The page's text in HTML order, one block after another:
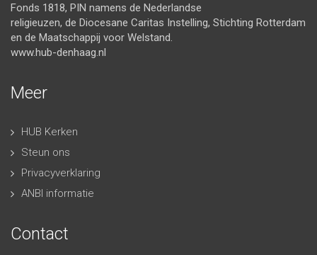
Fonds 1818, PIN namens de Nederlandse
religieuzen, de Diocesane Caritas Instelling, Stichting Rotterdam
en de Maatschappij voor Welstand.
www.hub-denhaag.nl
Meer
HUB Kerken
Steun ons
Privacyverklaring
ANBI informatie
Contact